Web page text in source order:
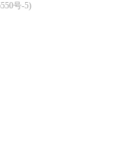
号-5)